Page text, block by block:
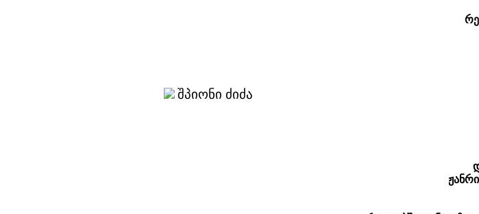
შპიონი ძიძა